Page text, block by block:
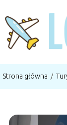
Strona główna /